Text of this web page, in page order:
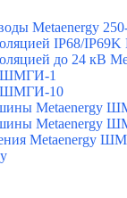
Metaenergy
IP68/IP69K
до 24 кВ
ШМГИ-1
ШМГИ-10
шины Metaenergy
Metaenergy
Metaenergy